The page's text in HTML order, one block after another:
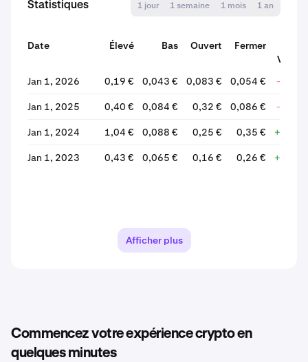
Statistiques 1 jour 1 semaine 1 mois 1 an
Date Élevé Bas Ouvert
Fermer
Jan 1, 2026
0,19 € 0,043 € 0,083 € 0,054 € -35,24
Jan 1, 2025 0,40 € 0,084 € 0,32 € 0,086 € -73,51
Jan 1, 2024 1,04 € 0,088 € 0,25 € 0,35 €
Jan 1, 2023 0,43 € 0,065 € 0,16 € 0,26 €
Afficher plus
Commencez votre expérience crypto en
quelques minutes